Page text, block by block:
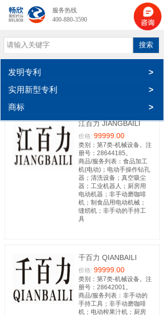
搜索
发明专利
>
实用新型专利
>
商标
>
江百力 JIANGBAILI
价格: 99999.00
类别：第7类-机械设备。注
册号：28644185。
商品/服务列表：食品加工
机(电动)；电动手操作钻孔
器；清洗设备；真空吸尘
器；工业机器人；厨房用
电动机器；非手动磨咖啡
机；制食品用电动机械；
缝纫机；非手动的手持工
具
千百力 QIANBAILI
价格: 99999.00
类别：第7类-机械设备。注
册号：28642001。
商品/服务列表：非手动的
手持工具；非手动磨咖啡
机；电动榨果汁机；厨房
服务热线
400-880-3590